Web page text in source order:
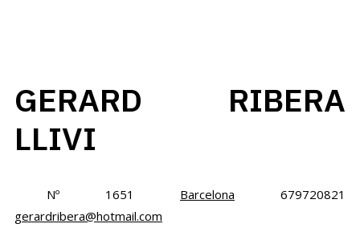
GERARD RIBERA
LLIVI
Nº 1651 Barcelona
679720821
gerardribera@hotmail.com